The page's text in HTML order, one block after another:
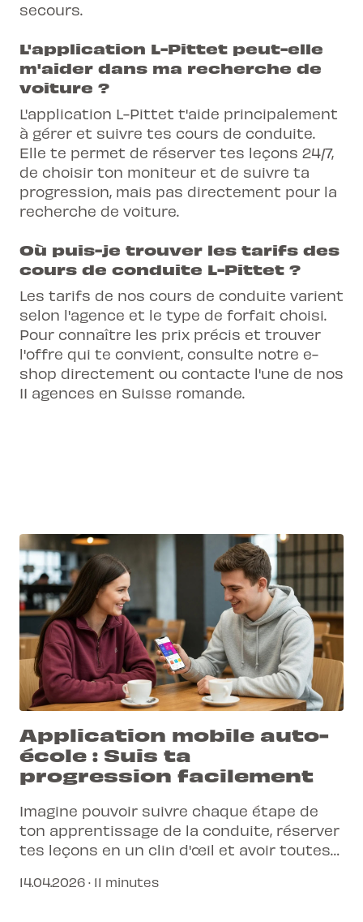
secours.
L'application L-Pittet peut-elle
m'aider dans ma recherche de
voiture ?
L'application L-Pittet t'aide principalement
à gérer et suivre tes cours de conduite.
Elle te permet de réserver tes leçons 24/7,
de choisir ton moniteur et de suivre ta
progression, mais pas directement pour la
recherche de voiture.
Où puis-je trouver les tarifs des
cours de conduite L-Pittet ?
Les tarifs de nos cours de conduite varient
selon l'agence et le type de forfait choisi.
Pour connaître les prix précis et trouver
l'offre qui te convient, consulte notre e-
shop directement ou contacte l'une de nos
11 agences en Suisse romande.
Application mobile auto-
école : Suis ta
progression facilement
Imagine pouvoir suivre chaque étape de
ton apprentissage de la conduite, réserver
tes leçons en un clin d'œil et avoir toutes
main. C'est désormais possible avec notre
14.04.2026 · 11 minutes